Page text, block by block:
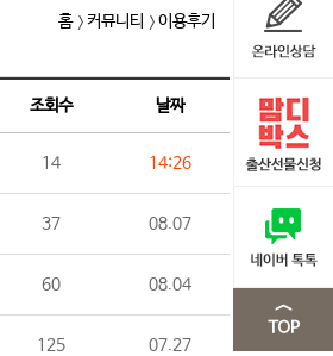
홈 커뮤니티 이용후기
조회수 날짜
14 14:26
37 08.07
60 08.04
125 07.27